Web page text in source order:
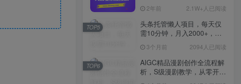
2年前 2.1W+人已阅读
头条托管懒人项目，每天仅
需10分钟，月入2000+，纯
【揭秘】
3个月前 2094人已阅读
TOP5
AIGC精品漫剧创作全流程解
析，S级漫剧教学，从零开始
TOP6